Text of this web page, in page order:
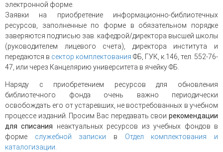
электронной форме.
Заявки на приобретение информационно-библиотечных
ресурсов, заполненные по форме в обязательном порядке
заверяются подписью зав. кафедрой/директора высшей школы
(руководителем лицевого счета), директора института и
передаются в сектор комплектования ФБ, ГУК, к.146, тел. 552-76-
47, или через Канцелярию университета в ячейку ФБ.
Наряду с приобретением ресурсов для обновления
библиотечного фонда очень важно периодически
освобождать его от устаревших, не востребованных в учебном
процессе изданий. Просим Вас передавать свои рекомендации
для списания неактуальных ресурсов из учебных фондов в
форме служебной записки в Отдел комплектования и
каталогизации